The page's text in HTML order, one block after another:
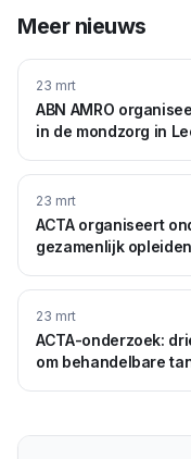
Meer nieuws
23 mrt
ABN AMRO
in de mondzorg in
23 mrt
ACTA organiseert
gezamenlijk
23 mrt
ACTA-onderzoek:
om behandelbare